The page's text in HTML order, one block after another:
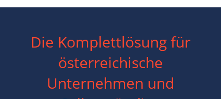
Die Komplettlösung für
österreichische
Unternehmen und